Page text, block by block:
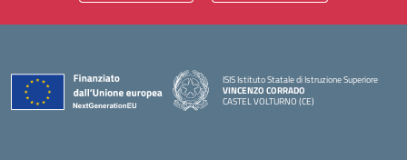
ISIS Istituto Statale di Istruzione Superiore
VINCENZO CORRADO
CASTEL VOLTURNO (CE)